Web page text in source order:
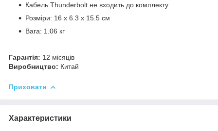
Кабель Thunderbolt не входить до комплекту
Розміри: 16 x 6.3 x 15.5 см
Вага: 1.06 кг
Гарантія: 12 місяців
Виробництво: Китай
Приховати
Характеристики